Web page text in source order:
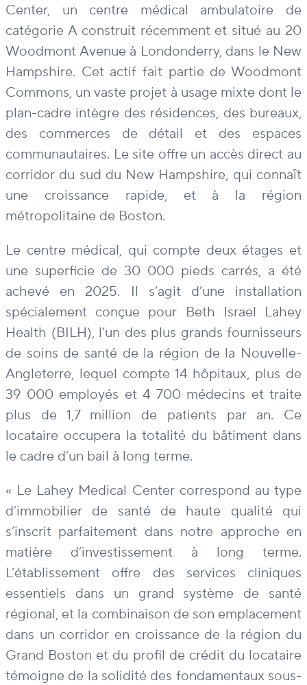
Center, un centre médical ambulatoire de
catégorie A construit récemment et situé au 20
Woodmont Avenue à Londonderry, dans le New
Hampshire. Cet actif fait partie de Woodmont
Commons, un vaste projet à usage mixte dont le
plan-cadre intègre des résidences, des bureaux,
des commerces de détail et des espaces
communautaires. Le site offre un accès direct au
corridor du sud du New Hampshire, qui connaît
une croissance rapide, et à la région
métropolitaine de Boston.
Le centre médical, qui compte deux étages et
une superficie de 30 000 pieds carrés, a été
achevé en 2025. Il s’agit d’une installation
spécialement conçue pour Beth Israel Lahey
Health (BILH), l’un des plus grands fournisseurs
de soins de santé de la région de la Nouvelle-
Angleterre, lequel compte 14 hôpitaux, plus de
39 000 employés et 4 700 médecins et traite
plus de 1,7 million de patients par an. Ce
locataire occupera la totalité du bâtiment dans
le cadre d’un bail à long terme.
« Le Lahey Medical Center correspond au type
d’immobilier de santé de haute qualité qui
s’inscrit parfaitement dans notre approche en
matière d’investissement à long terme.
L’établissement offre des services cliniques
essentiels dans un grand système de santé
régional, et la combinaison de son emplacement
dans un corridor en croissance de la région du
Grand Boston et du profil de crédit du locataire
témoigne de la solidité des fondamentaux sous-